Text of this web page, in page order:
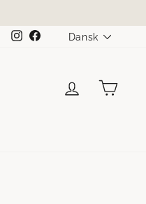
InstagramFacebookSPROG
Dansk
LOG IND